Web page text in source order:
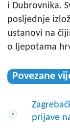
i Dubrovnika.
posljednje
ustanovi na
o ljepotama
Povezane
prijave